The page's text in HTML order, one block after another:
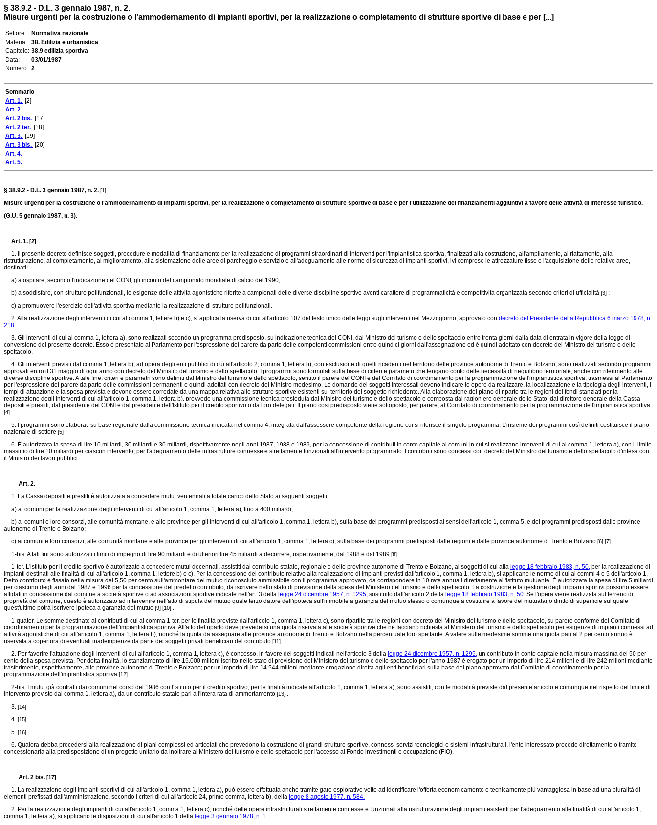
§ 38.9.2 - D.L. 3 gennaio 1987, n. 2.
Misure urgenti per la costruzione o l'ammodernamento di impianti sportivi, per la realizzazione o completamento di strutture sportive di base e per [...]
Settore:
Normativa nazionale
Materia:
38. Edilizia e urbanistica
Capitolo: 38.9 edilizia sportiva
Data:
03/01/1987
Numero: 2
Sommario
Art. 1. [2]
Art. 2.
Art. 2 bis. [17]
Art. 2 ter. [18]
Art. 3. [19]
Art. 3 bis. [20]
Art. 4.
Art. 5.
§ 38.9.2 - D.L. 3 gennaio 1987, n. 2. [1]
Misure urgenti per la costruzione o l'ammodernamento di impianti sportivi, per la realizzazione o completamento di strutture sportive di base e per l'utilizzazione dei finanziamenti aggiuntivi a favore delle attività di interesse turistico.
(G.U. 5 gennaio 1987, n. 3).
Art. 1. [2]
1. Il presente decreto definisce soggetti, procedure e modalità di finanziamento per la realizzazione di programmi straordinari di interventi per l'impiantistica sportiva, finalizzati alla costruzione, all'ampliamento, al riattamento, alla
ristrutturazione, al completamento, al miglioramento, alla sistemazione delle aree di parcheggio e servizio e all'adeguamento alle norme di sicurezza di impianti sportivi, ivi comprese le attrezzature fisse e l'acquisizione delle relative aree,
destinati:
a) a ospitare, secondo l'indicazione del CONI, gli incontri del campionato mondiale di calcio del 1990;
b) a soddisfare, con strutture polifunzionali, le esigenze delle attività agonistiche riferite a campionati delle diverse discipline sportive aventi carattere di programmaticità e competitività organizzata secondo criteri di ufficialità [3] ;
c) a promuovere l'esercizio dell'attività sportiva mediante la realizzazione di strutture polifunzionali.
2. Alla realizzazione degli interventi di cui al comma 1, lettere b) e c), si applica la riserva di cui all'articolo 107 del testo unico delle leggi sugli interventi nel Mezzogiorno, approvato con decreto del Presidente della Repubblica 6 marzo 1978, n.
218.
3. Gli interventi di cui al comma 1, lettera a), sono realizzati secondo un programma predisposto, su indicazione tecnica del CONI, dal Ministro del turismo e dello spettacolo entro trenta giorni dalla data di entrata in vigore della legge di
conversione del presente decreto. Esso è presentato al Parlamento per l'espressione del parere da parte delle competenti commissioni entro quindici giorni dall'assegnazione ed è quindi adottato con decreto del Ministro del turismo e dello
spettacolo.
4. Gli interventi previsti dal comma 1, lettera b), ad opera degli enti pubblici di cui all'articolo 2, comma 1, lettera b), con esclusione di quelli ricadenti nel territorio delle province autonome di Trento e Bolzano, sono realizzati secondo programmi
approvati entro il 31 maggio di ogni anno con decreto del Ministro del turismo e dello spettacolo. I programmi sono formulati sulla base di criteri e parametri che tengano conto delle necessità di riequilibrio territoriale, anche con riferimento alle
diverse discipline sportive. A tale fine, criteri e parametri sono definiti dal Ministro del turismo e dello spettacolo, sentito il parere del CONI e del Comitato di coordinamento per la programmazione dell'impiantistica sportiva, trasmessi al Parlamento
per l'espressione del parere da parte delle commissioni permanenti e quindi adottati con decreto del Ministro medesimo. Le domande dei soggetti interessati devono indicare le opere da realizzare, la localizzazione e la tipologia degli interventi, i
tempi di attuazione e la spesa prevista e devono essere corredate da una mappa relativa alle strutture sportive esistenti sul territorio del soggetto richiedente. Alla elaborazione del piano di riparto tra le regioni dei fondi stanziati per la
realizzazione degli interventi di cui all'articolo 1, comma 1, lettera b), provvede una commissione tecnica presieduta dal Ministro del turismo e dello spettacolo e composta dal ragioniere generale dello Stato, dal direttore generale della Cassa
depositi e prestiti, dal presidente del CONI e dal presidente dell'Istituto per il credito sportivo o da loro delegati. Il piano così predisposto viene sottoposto, per parere, al Comitato di coordinamento per la programmazione dell'impiantistica sportiva
[4] .
5. I programmi sono elaborati su base regionale dalla commissione tecnica indicata nel comma 4, integrata dall'assessore competente della regione cui si riferisce il singolo programma. L'insieme dei programmi così definiti costituisce il piano
nazionale di settore [5] .
6. È autorizzata la spesa di lire 10 miliardi, 30 miliardi e 30 miliardi, rispettivamente negli anni 1987, 1988 e 1989, per la concessione di contributi in conto capitale ai comuni in cui si realizzano interventi di cui al comma 1, lettera a), con il limite
massimo di lire 10 miliardi per ciascun intervento, per l'adeguamento delle infrastrutture connesse e strettamente funzionali all'intervento programmato. I contributi sono concessi con decreto del Ministro del turismo e dello spettacolo d'intesa con
il Ministro dei lavori pubblici.
Art. 2.
1. La Cassa depositi e prestiti è autorizzata a concedere mutui ventennali a totale carico dello Stato ai seguenti soggetti:
a) ai comuni per la realizzazione degli interventi di cui all'articolo 1, comma 1, lettera a), fino a 400 miliardi;
b) ai comuni e loro consorzi, alle comunità montane, e alle province per gli interventi di cui all'articolo 1, comma 1, lettera b), sulla base dei programmi predisposti ai sensi dell'articolo 1, comma 5, e dei programmi predisposti dalle province
autonome di Trento e Bolzano;
c) ai comuni e loro consorzi, alle comunità montane e alle province per gli interventi di cui all'articolo 1, comma 1, lettera c), sulla base dei programmi predisposti dalle regioni e dalle province autonome di Trento e Bolzano [6] [7] .
1-bis. A tali fini sono autorizzati i limiti di impegno di lire 90 miliardi e di ulteriori lire 45 miliardi a decorrere, rispettivamente, dal 1988 e dal 1989 [8] .
1-ter. L'istituto per il credito sportivo è autorizzato a concedere mutui decennali, assistiti dal contributo statale, regionale o delle province autonome di Trento e Bolzano, ai soggetti di cui alla legge 18 febbraio 1983, n. 50, per la realizzazione di
impianti destinati alle finalità di cui all'articolo 1, comma 1, lettere b) e c). Per la concessione del contributo relativo alla realizzazione di impianti previsti dall'articolo 1, comma 1, lettera b), si applicano le norme di cui ai commi 4 e 5 dell'articolo 1.
Detto contributo è fissato nella misura del 5,50 per cento sull'ammontare del mutuo riconosciuto ammissibile con il programma approvato, da corrispondere in 10 rate annuali direttamente all'istituto mutuante. È autorizzata la spesa di lire 5 miliardi
per ciascuno degli anni dal 1987 e 1996 per la concessione del predetto contributo, da iscrivere nello stato di previsione della spesa del Ministero del turismo e dello spettacolo. La costruzione e la gestione degli impianti sportivi possono essere
affidati in concessione dal comune a società sportive o ad associazioni sportive indicate nell'art. 3 della legge 24 dicembre 1957, n. 1295, sostituito dall'articolo 2 della legge 18 febbraio 1983, n. 50. Se l'opera viene realizzata sul terreno di
proprietà del comune, questo è autorizzato ad intervenire nell'atto di stipula del mutuo quale terzo datore dell'ipoteca sull'immobile a garanzia del mutuo stesso o comunque a costituire a favore del mutuatario diritto di superficie sul quale
quest'ultimo potrà iscrivere ipoteca a garanzia del mutuo [9] [10] .
1-quater. Le somme destinate ai contributi di cui al comma 1-ter, per le finalità previste dall'articolo 1, comma 1, lettera c), sono ripartite tra le regioni con decreto del Ministro del turismo e dello spettacolo, su parere conforme del Comitato di
coordinamento per la programmazione dell'impiantistica sportiva. All'atto del riparto deve prevedersi una quota riservata alle società sportive che ne facciano richiesta al Ministero del turismo e dello spettacolo per esigenze di impianti connessi ad
attività agonistiche di cui all'articolo 1, comma 1, lettera b), nonché la quota da assegnare alle province autonome di Trento e Bolzano nella percentuale loro spettante. A valere sulle medesime somme una quota pari al 2 per cento annuo è
riservata a copertura di eventuali inadempienze da parte dei soggetti privati beneficiari del contributo [11] .
2. Per favorire l'attuazione degli interventi di cui all'articolo 1, comma 1, lettera c), è concesso, in favore dei soggetti indicati nell'articolo 3 della legge 24 dicembre 1957, n. 1295, un contributo in conto capitale nella misura massima del 50 per
cento della spesa prevista. Per detta finalità, lo stanziamento di lire 15.000 milioni iscritto nello stato di previsione del Ministero del turismo e dello spettacolo per l'anno 1987 è erogato per un importo di lire 214 milioni e di lire 242 milioni mediante
trasferimento, rispettivamente, alle province autonome di Trento e Bolzano; per un importo di lire 14.544 milioni mediante erogazione diretta agli enti beneficiari sulla base del piano approvato dal Comitato di coordinamento per la
programmazione dell'impiantistica sportiva [12] .
2-bis. I mutui già contratti dai comuni nel corso del 1986 con l'Istituto per il credito sportivo, per le finalità indicate all'articolo 1, comma 1, lettera a), sono assistiti, con le modalità previste dal presente articolo e comunque nel rispetto del limite di
intervento previsto dal comma 1, lettera a), da un contributo statale pari all'intera rata di ammortamento [13] .
3. [14]
4. [15]
5. [16]
6. Qualora debba procedersi alla realizzazione di piani complessi ed articolati che prevedono la costruzione di grandi strutture sportive, connessi servizi tecnologici e sistemi infrastrutturali, l'ente interessato procede direttamente o tramite
concessionaria alla predisposizione di un progetto unitario da inoltrare al Ministero del turismo e dello spettacolo per l'accesso al Fondo investimenti e occupazione (FIO).
Art. 2 bis. [17]
1. La realizzazione degli impianti sportivi di cui all'articolo 1, comma 1, lettera a), può essere effettuata anche tramite gare esplorative volte ad identificare l'offerta economicamente e tecnicamente più vantaggiosa in base ad una pluralità di
elementi prefissati dall'amministrazione, secondo i criteri di cui all'articolo 24, primo comma, lettera b), della legge 8 agosto 1977, n. 584.
2. Per la realizzazione degli impianti di cui all'articolo 1, comma 1, lettera c), nonché delle opere infrastrutturali strettamente connesse e funzionali alla ristrutturazione degli impianti esistenti per l'adeguamento alle finalità di cui all'articolo 1,
comma 1, lettera a), si applicano le disposizioni di cui all'articolo 1 della legge 3 gennaio 1978, n. 1.